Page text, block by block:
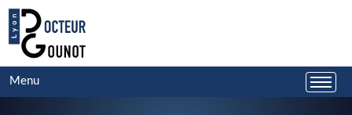
Menu